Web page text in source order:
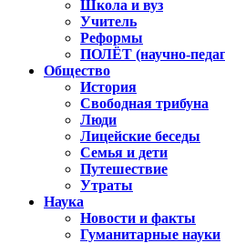
Школа и вуз
Учитель
Реформы
ПОЛЁТ (научно-
Общество
История
Свободная трибуна
Люди
Лицейские беседы
Семья и дети
Путешествие
Утраты
Наука
Новости и факты
Гуманитарные науки